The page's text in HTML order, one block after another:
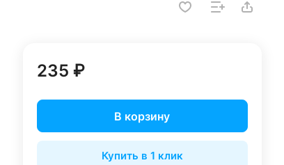
235 ₽
В корзину
Купить в 1 клик